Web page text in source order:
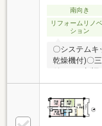
南向き
リフォームリノ
ション
〇システムキ
乾燥機付)〇
グ貼替〇クッ
〇建具一部
◆南西向きバ
実